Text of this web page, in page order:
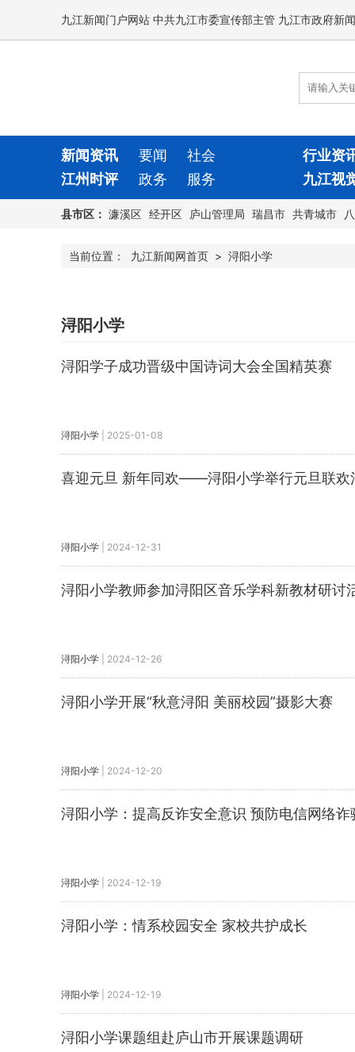
九江新闻门户网站 中共九江市委宣传部主管 九江市政府
新闻资讯 要闻 社会
行业资
江州时评
政务 服务 九江视
县市区： 濂溪区 经开区 庐山管理局 瑞昌市 共青城市
当前位置： 九江新闻网首页 > 浔阳小学
浔阳小学
浔阳学子成功晋级中国诗词大会全国精英赛
浔阳小学 2025-01-08
喜迎元旦 新年同欢——浔阳小学举行元旦联欢
浔阳小学 2024-12-31
浔阳小学教师参加浔阳区音乐学科新教材研讨
浔阳小学 2024-12-26
浔阳小学开展“秋意浔阳 美丽校园”摄影大赛
浔阳小学 2024-12-20
浔阳小学：提高反诈安全意识 预防电信网络诈
浔阳小学 2024-12-19
浔阳小学：情系校园安全 家校共护成长
浔阳小学 2024-12-19
浔阳小学课题组赴庐山市开展课题调研